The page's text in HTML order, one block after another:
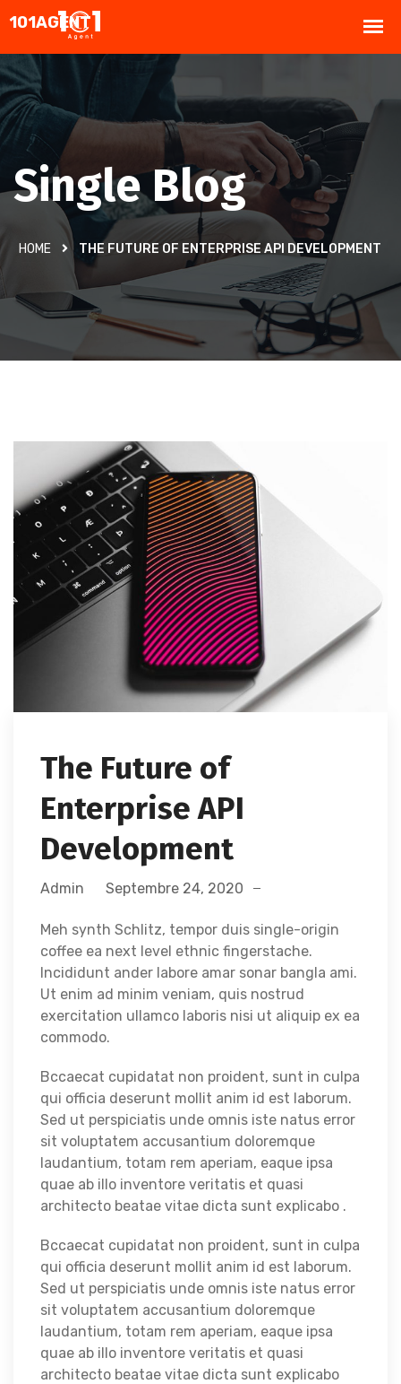
Single Blog
HOME THE FUTURE OF ENTERPRISE API DEVELOPMENT
The Future of
Enterprise API
Development
Admin Septembre 24, 2020
Meh synth Schlitz, tempor duis single-origin
coffee ea next level ethnic fingerstache.
Incididunt ander labore amar sonar bangla ami.
Ut enim ad minim veniam, quis nostrud
exercitation ullamco laboris nisi ut aliquip ex ea
commodo.
Bccaecat cupidatat non proident, sunt in culpa
qui officia deserunt mollit anim id est laborum.
Sed ut perspiciatis unde omnis iste natus error
sit voluptatem accusantium doloremque
laudantium, totam rem aperiam, eaque ipsa
quae ab illo inventore veritatis et quasi
architecto beatae vitae dicta sunt explicabo .
Bccaecat cupidatat non proident, sunt in culpa
qui officia deserunt mollit anim id est laborum.
Sed ut perspiciatis unde omnis iste natus error
sit voluptatem accusantium doloremque
laudantium, totam rem aperiam, eaque ipsa
quae ab illo inventore veritatis et quasi
architecto beatae vitae dicta sunt explicabo